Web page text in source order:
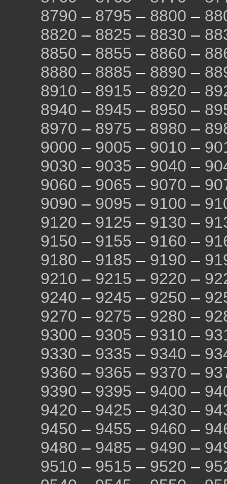
8790 – 8795 – 8800 –
8820 – 8825 – 8830 –
8850 – 8855 – 8860 –
8880 – 8885 – 8890 –
8910 – 8915 – 8920 –
8940 – 8945 – 8950 –
8970 – 8975 – 8980 –
9000 – 9005 – 9010 –
9030 – 9035 – 9040 –
9060 – 9065 – 9070 –
9090 – 9095 – 9100 –
9120 – 9125 – 9130 –
9150 – 9155 – 9160 –
9180 – 9185 – 9190 –
9210 – 9215 – 9220 –
9240 – 9245 – 9250 –
9270 – 9275 – 9280 –
9300 – 9305 – 9310 –
9330 – 9335 – 9340 –
9360 – 9365 – 9370 –
9390 – 9395 – 9400 –
9420 – 9425 – 9430 –
9450 – 9455 – 9460 –
9480 – 9485 – 9490 –
9510 – 9515 – 9520 –